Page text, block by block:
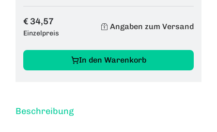
€ 34,57
Einzelpreis
Angaben zum Versand
In den Warenkorb
Beschreibung